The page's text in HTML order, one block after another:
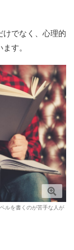
けでなく、心理的
す。
ルを書くのが苦手な人が